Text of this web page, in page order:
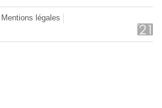
Mentions légales